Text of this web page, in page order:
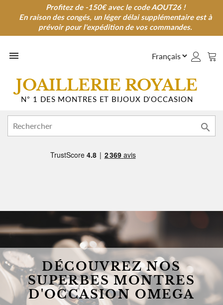
Profitez de -150€ avec le code AOUT26 !
En raison des congés, un léger délai supplémentaire est à
prévoir pour l'expédition de vos commandes.
Profitez de -150€ avec le code AOUT26 !
En raison des congés, un léger délai supplémentaire est à
prévoir pour l'expédition de vos commandes.

JOAILLERIE ROYALE
N° 1 DES MONTRES ET BIJOUX D'OCCASION

DÉCOUVREZ NOS
SUPERBES MONTRES
D'OCCASION OMEGA